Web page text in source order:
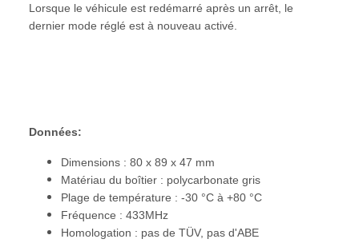
Lorsque le véhicule est redémarré après un arrêt, le
dernier mode réglé est à nouveau activé.
Données:
Dimensions : 80 x 89 x 47 mm
Matériau du boîtier : polycarbonate gris
Plage de température : -30 °C à +80 °C
Fréquence : 433MHz
Homologation : pas de TÜV, pas d'ABE